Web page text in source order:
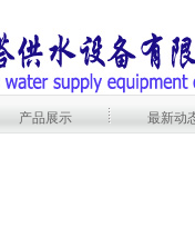
产品展示 最新动